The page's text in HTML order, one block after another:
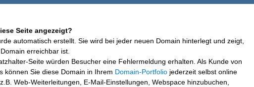
Seite angezeigt?
automatisch erstellt. Sie wird bei jeder neuen Domain hinterlegt und zeigt,
erreichbar ist.
Seite würden Besucher eine Fehlermeldung erhalten. Als Kunde von
können Sie diese Domain in Ihrem Domain-Portfolio jederzeit selbst online
Web-Weiterleitungen, E-Mail-Einstellungen, Webspace hinzubuchen,